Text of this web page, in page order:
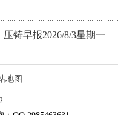
压铸早报2026/8/3星期一
地图